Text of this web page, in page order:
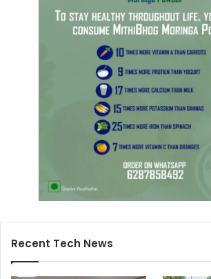
Recent Tech News